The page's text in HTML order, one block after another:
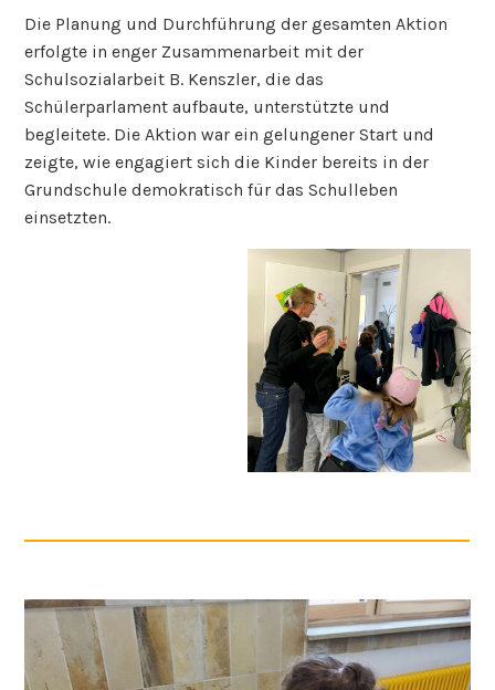
Die Planung und Durchführung der gesamten Aktion
erfolgte in enger Zusammenarbeit mit der
Schulsozialarbeit B. Kenszler, die das
Schülerparlament aufbaute, unterstützte und
begleitete. Die Aktion war ein gelungener Start und
zeigte, wie engagiert sich die Kinder bereits in der
Grundschule demokratisch für das Schulleben
einsetzten.